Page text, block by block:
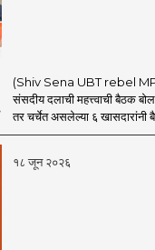
(Shiv Sena UBT rebel MP)
संसदीय दलाची महत्त्वाची बैठक
तर चर्चेत असलेल्या ६ खासदारांनी
१८ जून २०२६